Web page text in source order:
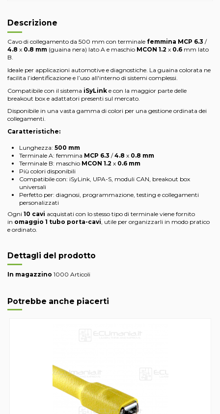
Descrizione
Cavo di collegamento da 500 mm con terminale femmina MCP 6.3 /
4.8 x 0.8 mm (guaina nera) lato A e maschio MCON 1.2 x 0.6 mm lato
B.
Ideale per applicazioni automotive e diagnostiche. La guaina colorata ne
facilita l’identificazione e l’uso all'interno di sistemi complessi.
Compatibile con il sistema iSyLink e con la maggior parte delle
breakout box e adattatori presenti sul mercato.
Disponibile in una vasta gamma di colori per una gestione ordinata dei
collegamenti.
Caratteristiche:
Lunghezza: 500 mm
Terminale A: femmina MCP 6.3 /4.8 x 0.8 mm
Terminale B: maschio MCON 1.2 x 0.6 mm
Più colori disponibili
Compatibile con: iSyLink, UPA-S, moduli CAN, breakout box
universali
Perfetto per: diagnosi, programmazione, testing e collegamenti
personalizzati
Ogni 10 cavi acquistati con lo stesso tipo di terminale viene fornito
in omaggio 1 tubo porta-cavi , utile per organizzarli in modo pratico
e ordinato.
Dettagli del prodotto
In magazzino 1000 Articoli
Potrebbe anche piacerti